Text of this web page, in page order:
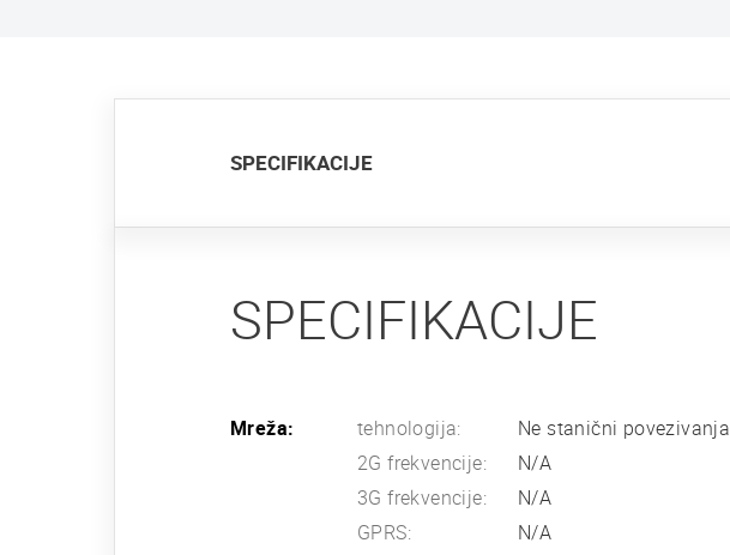
SPECIFIKACIJE
SPECIFIKACIJE
Mreža: tehnologija:
Ne stanični povezivanja
2G frekvencije:
N/A
3G frekvencije:
N/A
GPRS:
N/A